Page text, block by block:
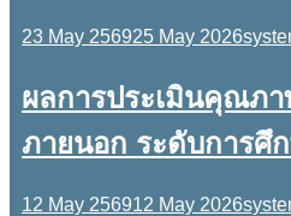
23 May 256925 May 2026
ผลการประเมินคุณภ
ภายนอก ระดับการศึ
5 ( พ.ศ. 2569-2573)
12 May 256912 May 2026